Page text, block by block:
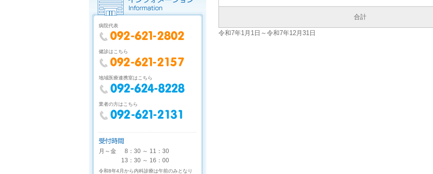
合計
令和7年1月1日～令和7年12月31日
病院代表
健診はこちら
地域医療連携室はこちら
業者の方はこちら
月～金 8：30 ～ 11：30
13：30 ～ 16：00
令和8年4月から内科診療は午前のみとなり